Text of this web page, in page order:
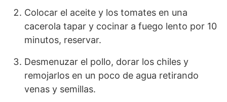
Colocar el aceite y los tomates en una
cacerola tapar y cocinar a fuego lento por 10
minutos, reservar.
Desmenuzar el pollo, dorar los chiles y
remojarlos en un poco de agua retirando
venas y semillas.